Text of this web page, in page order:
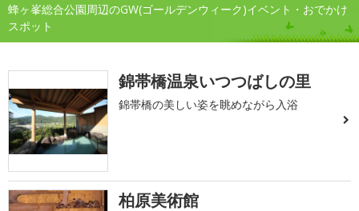
蜂ヶ峯総合公園周辺のGW(ゴールデンウィーク)イベント・おでかけ
スポット
錦帯橋温泉いつつばしの里
錦帯橋の美しい姿を眺めながら入浴
柏原美術館